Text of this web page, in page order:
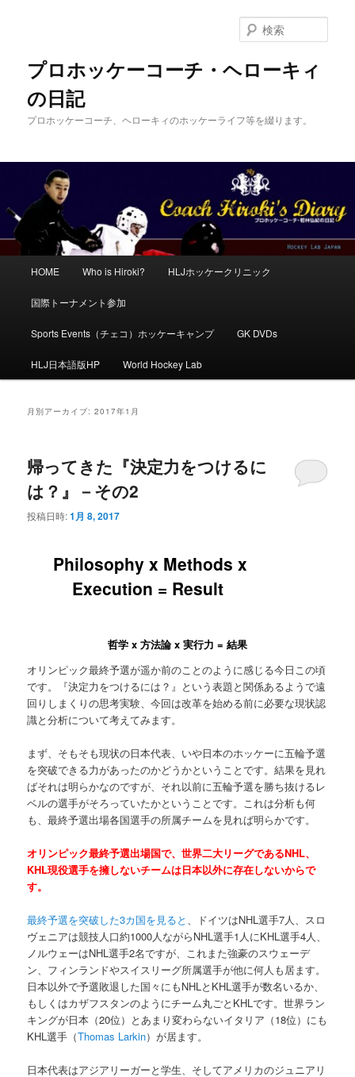
移
動
プロホッケーコーチ・ヘローキィ
の日記
プロホッケーコーチ、ヘローキィのホッケーライフ等を綴ります。
索
HOME Who is Hiroki? HLJホッケークリニック
国際トーナメント参加
Sports Events（チェコ）ホッケーキャンプ GK DVDs
HLJ日本語版HP World Hockey Lab
月別アーカイブ:2017年1月
帰ってきた『決定力をつけるに
は？』－その2
投稿日時:1月 8, 2017
Philosophy x Methods x
Execution = Result
哲学 x 方法論 x 実行力 = 結果
オリンピック最終予選が遥か前のことのように感じる今日この頃
です。『決定力をつけるには？』という表題と関係あるようで遠
回りしまくりの思考実験、今回は改革を始める前に必要な現状認
識と分析について考えてみます。
まず、そもそも現状の日本代表、いや日本のホッケーに五輪予選
を突破できる力があったのかどうかということです。結果を見れ
ばそれは明らかなのですが、それ以前に五輪予選を勝ち抜けるレ
ベルの選手がそろっていたかということです。これは分析も何
も、最終予選出場各国選手の所属チームを見れば明らかです。
オリンピック最終予選出場国で、世界二大リーグであるNHL、
KHL現役選手を擁しないチームは日本以外に存在しないからで
す。
最終予選を突破した3カ国を見ると 、ドイツはNHL選手7人、スロ
ヴェニアは競技人口約1000人ながらNHL選手1人にKHL選手4人、
ノルウェーはNHL選手2名ですが、これまた強豪のスウェーデ
ン、フィンランドやスイスリーグ所属選手が他に何人も居ます。
日本以外で予選敗退した国々にもNHLとKHL選手が数名いるか、
もしくはカザフスタンのようにチーム丸ごとKHLです。世界ラン
キングが日本（20位）とあまり変わらないイタリア（18位）にも
KHL選手（Thomas Larkin）が居ます。
日本代表はアジアリーガーと学生、そしてアメリカのジュニアリ